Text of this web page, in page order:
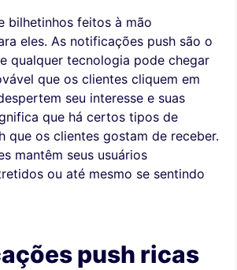
bilhetinhos feitos à mão
eles. As notificações push são o
qualquer tecnologia pode chegar
que os clientes cliquem em
seu interesse e suas
que há certos tipos de
que os clientes gostam de receber.
mantêm seus usuários
ou até mesmo se sentindo
push ricas